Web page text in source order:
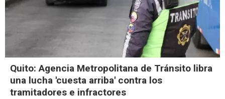
Quito: Agencia Metropolitana de Tránsito libra
una lucha 'cuesta arriba' contra los
tramitadores e infractores